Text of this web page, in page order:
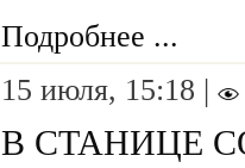
Подробнее ...
15 июля, 15:18 |
В СТАНИЦЕ